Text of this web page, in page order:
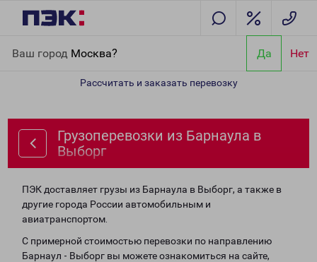
Ваш город Москва? Да Нет
Рассчитать и заказать перевозку
Грузоперевозки из Барнаула в
Выборг
ПЭК доставляет грузы из Барнаула в Выборг, а также в
другие города России автомобильным и
авиатранспортом.
С примерной стоимостью перевозки по направлению
Барнаул - Выборг вы можете ознакомиться на сайте,